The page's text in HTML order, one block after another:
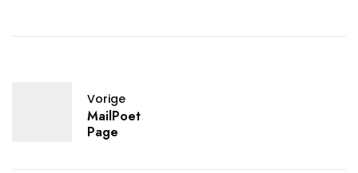
Vorige
MailPoet
Page